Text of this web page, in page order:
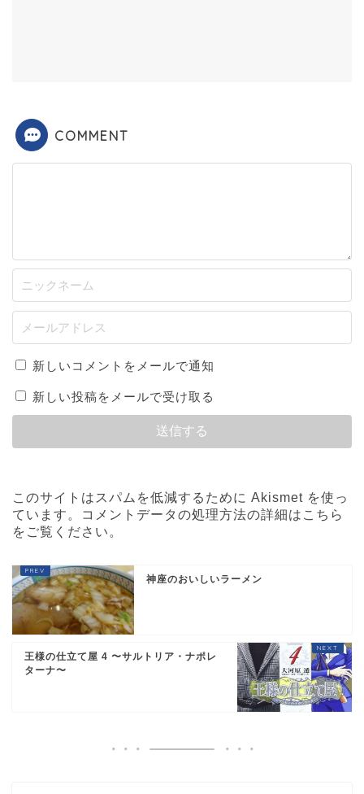
COMMENT
新しいコメントをメールで通知
新しい投稿をメールで受け取る
このサイトはスパムを低減するために Akismet を使っ
ています。
コメントデータの処理方法の詳細はこちら
をご覧ください 。
神座のおいしいラーメン
王様の仕立て屋 4 〜サルトリア・ナポレ
ターナ〜